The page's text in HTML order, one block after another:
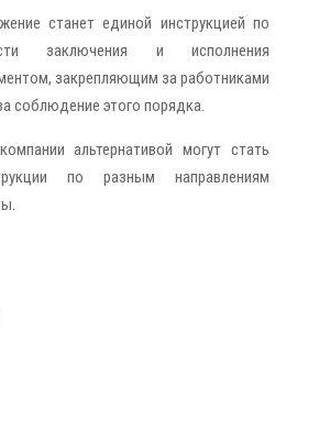
станет единой инструкцией по
заключения и исполнения
закрепляющим за работниками
соблюдение этого порядка.
альтернативой могут стать
по разным направлениям